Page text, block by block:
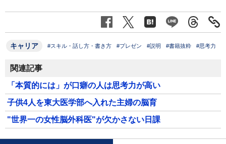
キャリア #スキル・話し方・書き方 #プレゼン #説明 #書籍抜粋 #思考力
関連記事
「本質的には」が口癖の人は思考力が高い
子供4人を東大医学部へ入れた主婦の脳育
"世界一の女性脳外科医"が欠かさない日課